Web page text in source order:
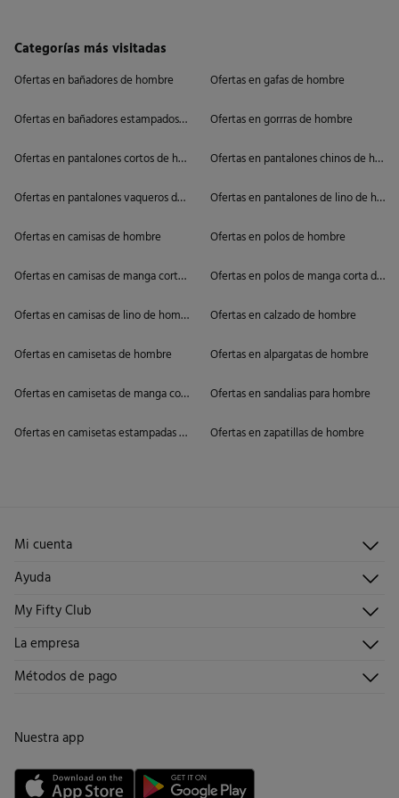
Categorías más visitadas
Ofertas en bañadores de hombre
Ofertas en bañadores estampados de hombre
Ofertas en pantalones cortos de hombre
Ofertas en pantalones vaqueros de hombre cortos
Ofertas en camisas de hombre
Ofertas en camisas de manga corta de hombre
Ofertas en camisas de lino de hombre
Ofertas en camisetas de hombre
Ofertas en camisetas de manga corta de hombre
Ofertas en camisetas estampadas de hombre
Ofertas en gafas de hombre
Ofertas en gorrras de hombre
Ofertas en pantalones chinos de
Ofertas en pantalones de lino de
Ofertas en polos de hombre
Ofertas en polos de manga corta de
Ofertas en calzado de hombre
Ofertas en alpargatas de hombre
Ofertas en sandalias para hombre
Ofertas en zapatillas de hombre
Mi cuenta
Iniciar sesión
Registrarme
Direcciones de envío
Hazte socio
Ayuda
Atención al cliente
Envíanos un email
Preguntas frecuentes
Promociones vigentes
Condiciones tarjeta abono
Tarjeta regalo online
My Fifty Club
Descúbrelo
¡Únete!
La empresa
¿Quiénes somos?
Trabaja con nosotros
Métodos de pago
Nuestra app